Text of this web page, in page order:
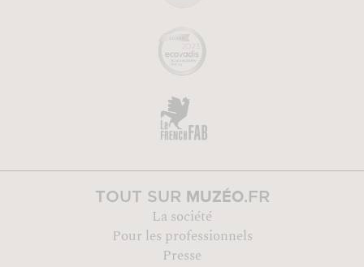
TOUT SUR MUZÉO.FR
La société
Pour les professionnels
Presse